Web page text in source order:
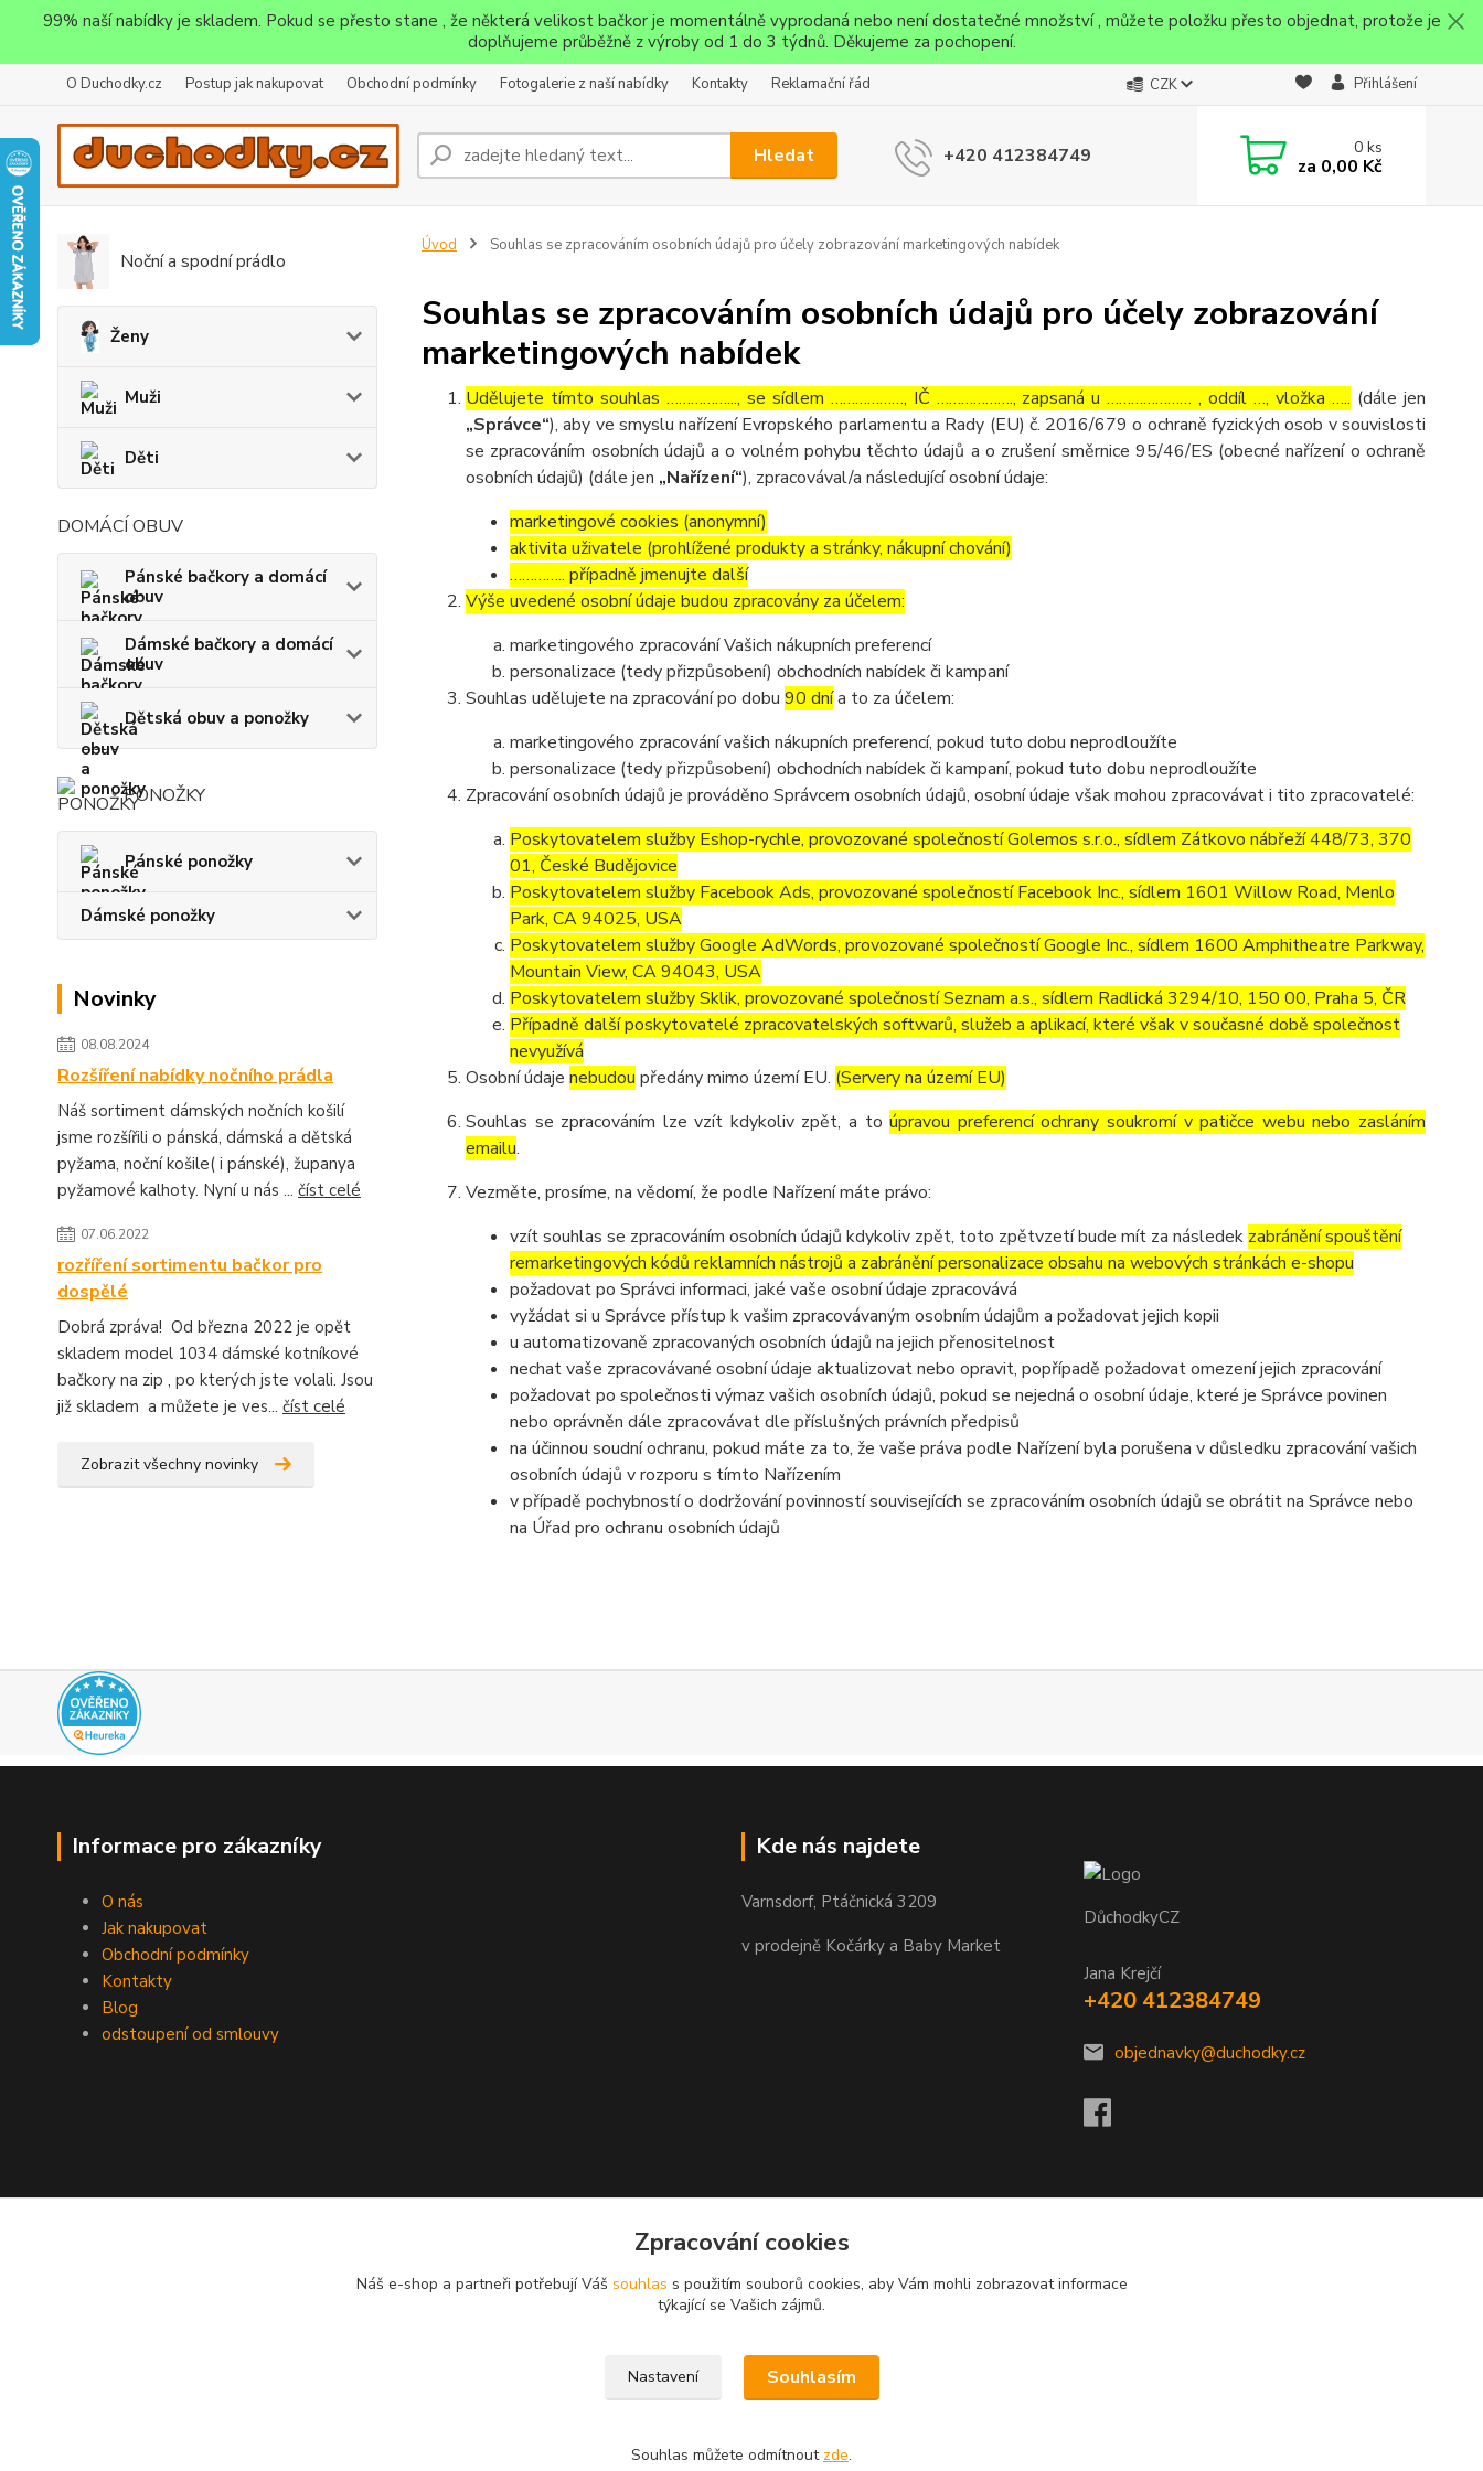
99% naší nabídky je skladem. Pokud se přesto stane , že některá velikost bačkor je momentálně vyprodaná nebo není dostatečné množství , můžete položku přesto objednat, protože je
doplňujeme průběžně z výroby od 1 do 3 týdnů. Děkujeme za pochopení.
O Duchodky.cz Postup jak nakupovat Obchodní podmínky Fotogalerie z naší nabídky Kontakty Reklamační řád CZK Přihlášení
Hledat +420 412384749 0ks
za 0,00 Kč
Noční a spodní prádlo
Ženy
Muži
Děti
DOMÁCÍ OBUV
Pánské bačkory a domácí
obuv
Dámské bačkory a domácí
obuv
Dětská obuv a ponožky
PONOŽKY
Pánské ponožky
Dámské ponožky
Novinky
08.08.2024
Rozšíření nabídky nočního prádla
Náš sortiment dámských nočních košilí
jsme rozšířili o pánská, dámská a dětská
pyžama, noční košile( i pánské), županya
pyžamové kalhoty. Nyní u nás ... číst celé
07.06.2022
rozříření sortimentu bačkor pro
dospělé
Dobrá zpráva! Od března 2022 je opět
skladem model 1034 dámské kotníkové
bačkory na zip , po kterých jste volali. Jsou
již skladem a můžete je ves... číst celé
Zobrazit všechny novinky
Úvod Souhlas se zpracováním osobních údajů pro účely zobrazování marketingových nabídek
Souhlas se zpracováním osobních údajů pro účely zobrazování
marketingových nabídek
Udělujete tímto souhlas ……………..., se sídlem ………………, IČ ………………., zapsaná u ………………… , oddíl …, vložka ….. (dále jen
„Správce“), aby ve smyslu nařízení Evropského parlamentu a Rady (EU) č. 2016/679 o ochraně fyzických osob v souvislosti
se zpracováním osobních údajů a o volném pohybu těchto údajů a o zrušení směrnice 95/46/ES (obecné nařízení o ochraně
osobních údajů) (dále jen „Nařízení“), zpracovával/a následující osobní údaje:
marketingové cookies (anonymní)
aktivita uživatele (prohlížené produkty a stránky, nákupní chování)
………….. případně jmenujte další
Výše uvedené osobní údaje budou zpracovány za účelem:
marketingového zpracování Vašich nákupních preferencí
personalizace (tedy přizpůsobení) obchodních nabídek či kampaní
Souhlas udělujete na zpracování po dobu 90 dnía to za účelem:
marketingového zpracování vašich nákupních preferencí, pokud tuto dobu neprodloužíte
personalizace (tedy přizpůsobení) obchodních nabídek či kampaní, pokud tuto dobu neprodloužíte
Zpracování osobních údajů je prováděno Správcem osobních údajů, osobní údaje však mohou zpracovávat i tito zpracovatelé:
Poskytovatelem služby Eshop-rychle, provozované společností Golemos s.r.o., sídlem Zátkovo nábřeží 448/73, 370
01, České Budějovice
Poskytovatelem služby Facebook Ads, provozované společností Facebook Inc., sídlem 1601 Willow Road, Menlo
Park, CA 94025, USA
Poskytovatelem služby Google AdWords, provozované společností Google Inc., sídlem 1600 Amphitheatre Parkway,
Mountain View, CA 94043, USA
Poskytovatelem služby Sklik, provozované společností Seznam a.s., sídlem Radlická 3294/10, 150 00, Praha 5, ČR
Případně další poskytovatelé zpracovatelských softwarů, služeb a aplikací, které však v současné době společnost
nevyužívá
Osobní údaje nebudou předány mimo území EU. (Servery na území EU)
Souhlas se zpracováním lze vzít kdykoliv zpět, a toúpravou preferencí ochrany soukromí v patičce webu nebo zasláním
emailu.
Vezměte, prosíme, na vědomí, že podle Nařízení máte právo:
vzít souhlas se zpracováním osobních údajů kdykoliv zpět, toto zpětvzetí bude mít za následek zabránění spouštění
remarketingových kódů reklamních nástrojů a zabránění personalizace obsahu na webových stránkách e-shopu
požadovat po Správci informaci, jaké vaše osobní údaje zpracovává
vyžádat si u Správce přístup k vašim zpracovávaným osobním údajům a požadovat jejich kopii
u automatizovaně zpracovaných osobních údajů na jejich přenositelnost
nechat vaše zpracovávané osobní údaje aktualizovat nebo opravit, popřípadě požadovat omezení jejich zpracování
požadovat po společnosti výmaz vašich osobních údajů, pokud se nejedná o osobní údaje, které je Správce povinen
nebo oprávněn dále zpracovávat dle příslušných právních předpisů
na účinnou soudní ochranu, pokud máte za to, že vaše práva podle Nařízení byla porušena v důsledku zpracování vašich
osobních údajů v rozporu s tímto Nařízením
v případě pochybností o dodržování povinností souvisejících se zpracováním osobních údajů se obrátit na Správce nebo
na Úřad pro ochranu osobních údajů
Informace pro zákazníky
O nás
Jak nakupovat
Obchodní podmínky
Kontakty
Blog
odstoupení od smlouvy
Kde nás najdete
Varnsdorf, Ptáčnická 3209
v prodejně Kočárky a Baby Market
DůchodkyCZ
Jana Krejčí
+420 412384749
objednavky@duchodky.cz
Zpracování cookies
Náš e-shop a partneři potřebují Váš souhlas s použitím souborů cookies, aby Vám mohli zobrazovat informace
týkající se Vašich zájmů.
Nastavení Souhlasím
Souhlas můžete odmítnout zde.